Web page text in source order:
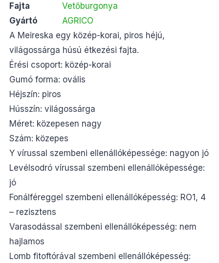
Fajta
Vetőburgonya
Gyártó
AGRICO
A Meireska egy közép-korai, piros héjú,
világossárga húsú étkezési fajta.
Érési csoport: közép-korai
Gumó forma: ovális
Héjszín: piros
Hússzín: világossárga
Méret: közepesen nagy
Szám: közepes
Y vírussal szembeni ellenállóképessége: nagyon jó
Levélsodró vírussal szembeni ellenállóképessége:
jó
Fonálféreggel szembeni ellenállóképesség: RO1, 4
– rezisztens
Varasodással szembeni ellenállóképesség: nem
hajlamos
Lomb fitoftórával szembeni ellenállóképesség: